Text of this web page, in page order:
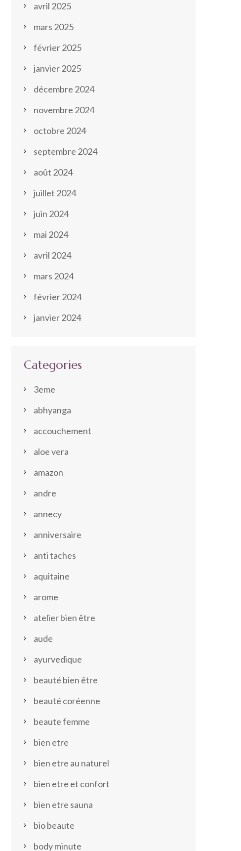
avril 2025
mars 2025
février 2025
janvier 2025
décembre 2024
novembre 2024
octobre 2024
septembre 2024
août 2024
juillet 2024
juin 2024
mai 2024
avril 2024
mars 2024
février 2024
janvier 2024
Categories
3eme
abhyanga
accouchement
aloe vera
amazon
andre
annecy
anniversaire
anti taches
aquitaine
arome
atelier bien être
aude
ayurvedique
beauté bien être
beauté coréenne
beaute femme
bien etre
bien etre au naturel
bien etre et confort
bien etre sauna
bio beaute
body minute